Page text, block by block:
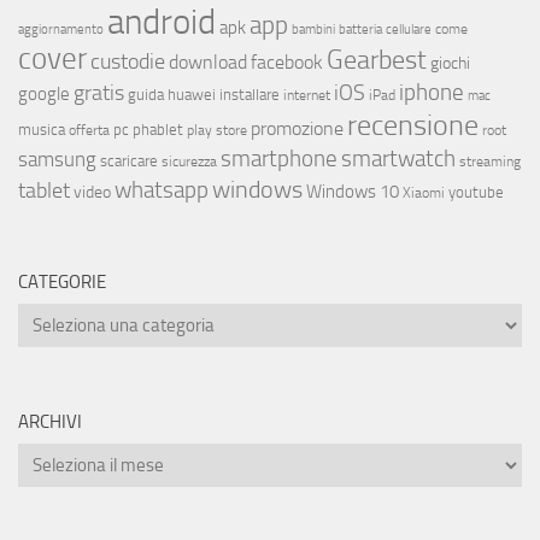
aggiornamento android apk app bambini batteria cellulare come
covercustodie download facebook Gearbest giochi
google gratis guida huawei installare internet iOS iPad iphone mac
musica offerta pc phablet play store promozione recensione root
samsungscaricare sicurezza smartphone smartwatch streaming
tabletvideowhatsappwindowsWindows 10 Xiaomi youtube
CATEGORIE
ARCHIVI